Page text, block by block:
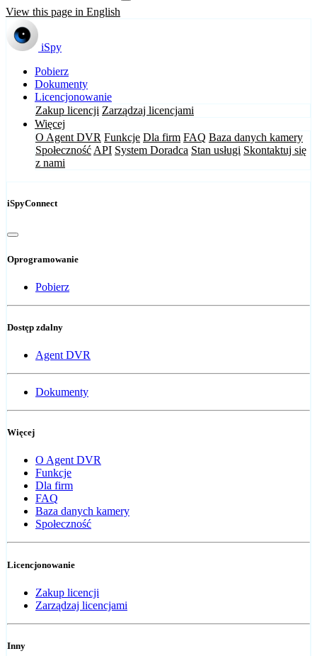
View this page in English
iSpy
Pobierz
Dokumenty
Licencjonowanie
Zakup licencji Zarządzaj licencjami
Więcej
O Agent DVR Funkcje Dla firm FAQ Baza danych kamery
Społeczność API System Doradca Stan usługi Skontaktuj się
z nami
iSpyConnect
Oprogramowanie
Pobierz
Dostęp zdalny
Agent DVR
Dokumenty
Więcej
O Agent DVR
Funkcje
Dla firm
FAQ
Baza danych kamery
Społeczność
Licencjonowanie
Zakup licencji
Zarządzaj licencjami
Inny